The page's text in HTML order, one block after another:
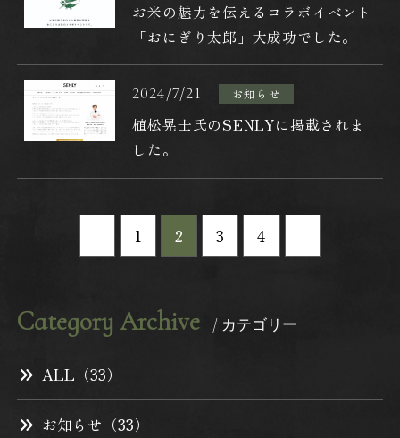
妙見石原荘オンラインショップ
お米の魅力を伝えるコラボイベント
「おにぎり太郎」大成功でした。
2024/7/21 お知らせ
植松晃士氏のSENLYに掲載されま
した。
1 2 3 4
Category Archive / カテゴリー
ALL（33）
お知らせ（33）